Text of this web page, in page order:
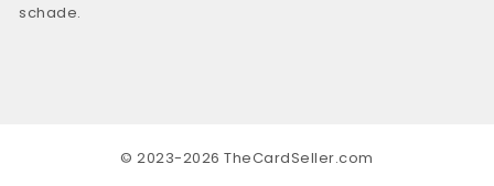
schade.
© 2023-2026 TheCardSeller.com